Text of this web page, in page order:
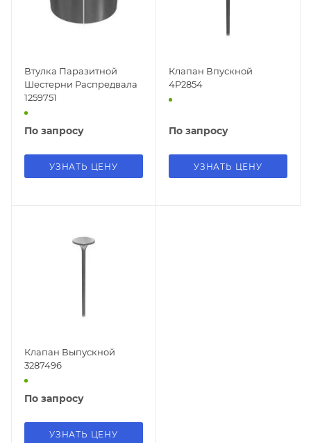
Втулка Паразитной
Шестерни Распредвала
1259751
По запросу
УЗНАТЬ ЦЕНУ
Клапан Впускной
4P2854
По запросу
УЗНАТЬ ЦЕНУ
Клапан Выпускной
3287496
По запросу
УЗНАТЬ ЦЕНУ